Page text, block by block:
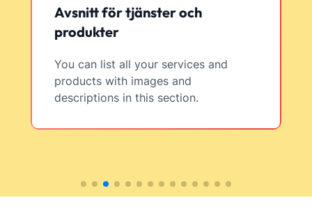
Avsnitt för tjänster och
produkter
You can list all your services and
products with images and
descriptions in this section.